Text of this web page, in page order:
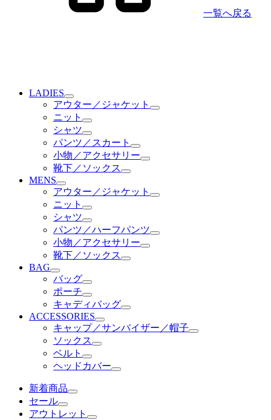
一覧へ戻る
LADIES
アウター／ジャケット
ニット
シャツ
パンツ／スカート
小物／アクセサリー
靴下／ソックス
MENS
アウター／ジャケット
ニット
シャツ
パンツ／ハーフパンツ
小物／アクセサリー
靴下／ソックス
BAG
バッグ
ポーチ
キャディバッグ
ACCESSORIES
キャップ／サンバイザー／帽子
ソックス
ベルト
ヘッドカバー
新着商品
セール
アウトレット